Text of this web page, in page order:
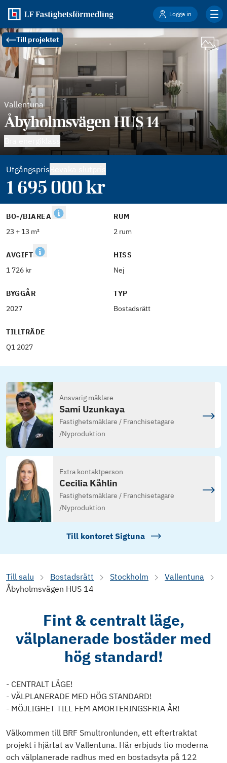
Logga in
Till projektet
Vallentuna
Åbyholmsvägen HUS 14
Utgångspris
1 695 000kr
BO-/BIAREA
23 + 13 m²
RUM
2 rum
AVGIFT
1 726 kr
HISS
Nej
BYGGÅR
2027
TYP
Bostadsrätt
TILLTRÄDE
Q1 2027
Ansvarig mäklare
Sami Uzunkaya
Fastighetsmäklare / Franchisetagare
/Nyproduktion
Extra kontaktperson
Cecilia Kåhlin
Fastighetsmäklare / Franchisetagare
/Nyproduktion
Till kontoret Sigtuna
Till salu Bostadsrätt Stockholm
Vallentuna
Åbyholmsvägen HUS 14
Fint & centralt läge,
välplanerade bostäder med
hög standard!
- CENTRALT LÄGE!
- VÄLPLANERADE MED HÖG STANDARD!
- MÖJLIGHET TILL FEM AMORTERINGSFRIA ÅR!
Välkommen till BRF Smultronlunden, ett eftertraktat
projekt i hjärtat av Vallentuna. Här erbjuds tio moderna
och välplanerade radhus med en bostadsyta på 122